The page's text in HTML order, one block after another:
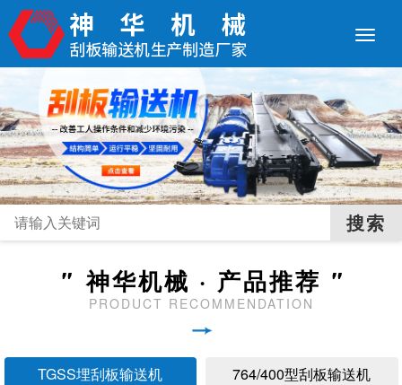
" 神华机械 · 产品推荐 "
PRODUCT RECOMMENDATION
TGSS埋刮板输送机 764/400型刮板输送机